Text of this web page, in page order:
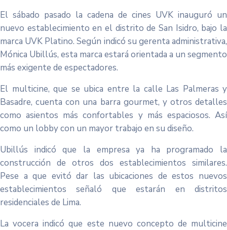
El sábado pasado la cadena de cines UVK inauguró un
nuevo establecimiento en el distrito de San Isidro, bajo la
marca UVK Platino. Según indicó su gerenta administrativa,
Mónica Ubillús, esta marca estará orientada a un segmento
más exigente de espectadores.
El multicine, que se ubica entre la calle Las Palmeras y
Basadre, cuenta con una barra gourmet, y otros detalles
como asientos más confortables y más espaciosos. Así
como un lobby con un mayor trabajo en su diseño.
Ubillús indicó que la empresa ya ha programado la
construcción de otros dos establecimientos similares.
Pese a que evitó dar las ubicaciones de estos nuevos
establecimientos señaló que estarán en distritos
residenciales de Lima.
La vocera indicó que este nuevo concepto de multicine